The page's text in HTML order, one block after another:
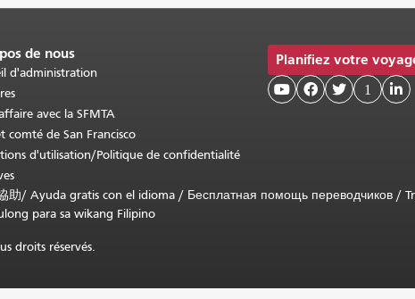
de nous
d'administration
avec la SFMTA
comté de San Francisco
d'utilisation/Politique de confidentialité
Planifiez votre
   1 
助/ Ayuda gratis con el idioma / Бесплатная помощь переводчиков /
para sa wikang Filipino
droits réservés.